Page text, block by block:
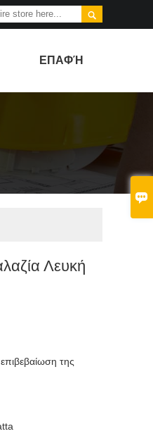


ΕΠΑΦΉ
Λευκή
της